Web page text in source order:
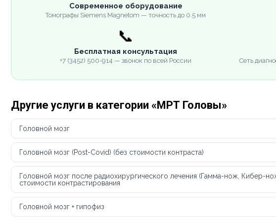
Современное оборудование
Томографы Siemens Magnetom — точность до 0.5 мм
📞
Бесплатная консультация
+7 (3452) 500-914 — звонок по всей России Сеть
Другие услуги в категории «МРТ Головы»
Головной мозг
Головной мозг (Post-Covid) (без стоимости контраста)
Головной мозг после радиохирургического лечения (Гамма-нож, Кибер-
стоимости контрастирования
Головной мозг + гипофиз